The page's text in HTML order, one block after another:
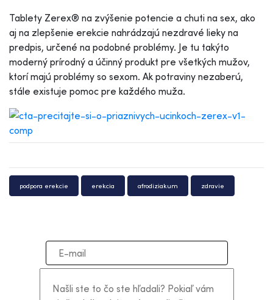
Tablety Zerex® na zvýšenie potencie a chuti na sex, ako
aj na zlepšenie erekcie nahrádzajú nezdravé lieky na
predpis, určené na podobné problémy. Je tu takýto
moderný prírodný a účinný produkt pre všetkých mužov,
ktorí majú problémy so sexom. Ak potraviny nezaberú,
stále existuje pomoc pre každého muža.
podpora erekcie erekcia afrodiziakum zdravie